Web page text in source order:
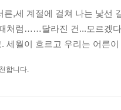
른,세 계절에 걸쳐 나는 낯선
처럼……달라진 건...모르겠
세월이 흐르고 우리는 어른
합니다.